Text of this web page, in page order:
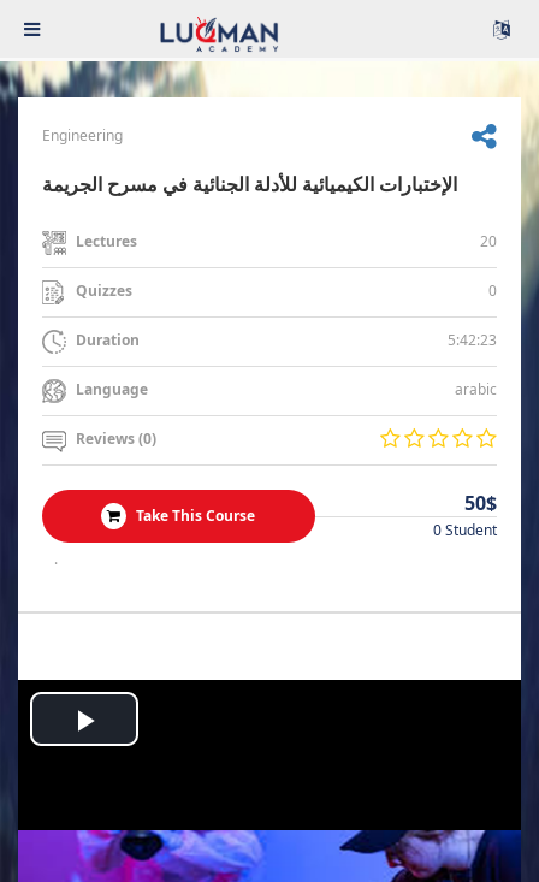
Engineering
الإختبارات الكيميائية للأدلة الجنائية في مسرح الجريمة
Lectures 20
Quizzes 0
Duration 5:42:23
Language arabic
Reviews (0)
Take This Course 50$
0 Student
.
Play